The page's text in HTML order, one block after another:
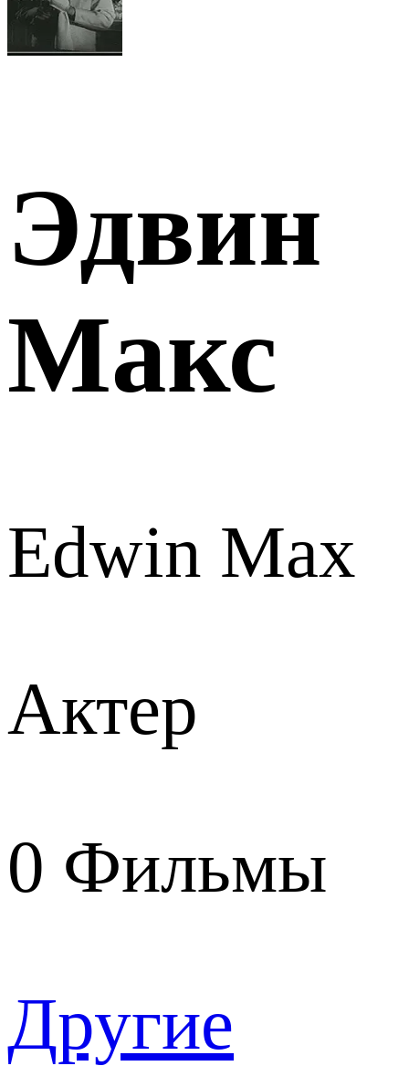
Эдвин
Макс
Edwin Max
Актер
0 Фильмы
Другие